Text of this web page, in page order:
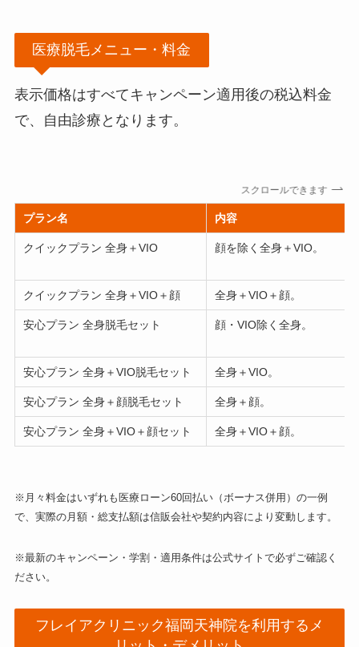
医療脱毛メニュー・料金
表示価格はすべてキャンペーン適用後の税込料金
で、自由診療となります。
スクロールできます
プラン名 内容
クイックプラン 全身＋VIO 顔を除く全身＋VIO。
クイックプラン 全身＋VIO＋顔 全身＋VIO＋顔。
安心プラン 全身脱毛セット 顔・VIO除く全身。
安心プラン 全身＋VIO脱毛セット 全身＋VIO。
安心プラン 全身＋顔脱毛セット 全身＋顔。
安心プラン 全身＋VIO＋顔セット 全身＋VIO＋顔。
※月々料金はいずれも医療ローン60回払い（ボーナス併用）の一例
で、実際の月額・総支払額は信販会社や契約内容により変動します。
※最新のキャンペーン・学割・適用条件は公式サイトで必ずご確認く
ださい。
フレイアクリニック福岡天神院を利用するメ